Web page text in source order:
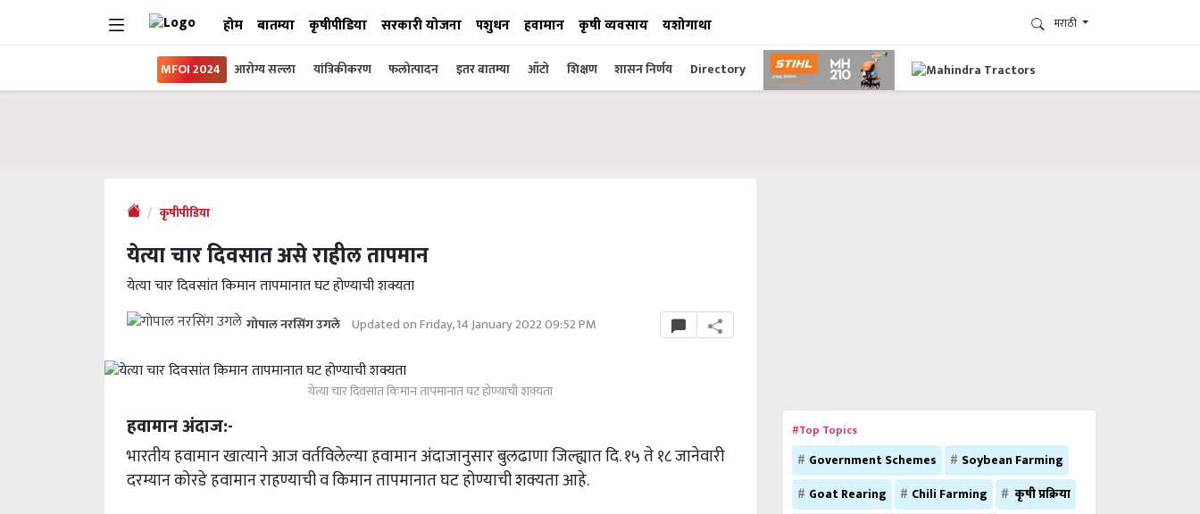
होम बातम्या कृषीपीडिया सरकारी योजना पशुधन हवामान कृषी व्यवसाय यशोगाथा मराठी
MFOI 2024 आरोग्य सल्ला यांत्रिकीकरण फलोत्पादन इतर बातम्या ऑटो शिक्षण शासन निर्णय Directory
कृषीपीडिया
येत्या चार दिवसात असे राहील तापमान
येत्या चार दिवसांत किमान तापमानात घट होण्याची शक्यता
गोपाल नरसिंग उगले Updated on Friday, 14 January 2022 09:52 PM
येत्या चार दिवसांत किमान तापमानात घट होण्याची शक्यता
हवामान अंदाज:-
भारतीय हवामान खात्याने आज वर्तविलेल्या हवामान अंदाजानुसार बुलढाणा जिल्ह्यात दि. १५ ते १८ जानेवारी
दरम्यान कोरडे हवामान राहण्याची व किमान तापमानात घट होण्याची शक्यता आहे.
#Top Topics
Government Schemes
Soybean Farming
Goat Rearing
Chili Farming
कृषी प्रक्रिया